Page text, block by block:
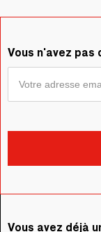
Vous n'avez pas
Vous avez déjà